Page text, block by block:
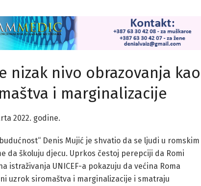
nizak nivo obrazovanja kao
i marginalizacije
2022. godine.
Denis Mujić je shvatio da se ljudi u romskim
da školuju djecu. Uprkos čestoj perepciji da Romi
istraživanja UNICEF-a pokazuju da većina Roma
uzrok siromaštva i marginalizacije i smatraju